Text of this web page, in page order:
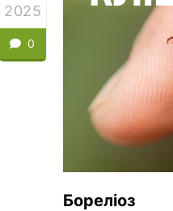
2025
0
Бореліоз